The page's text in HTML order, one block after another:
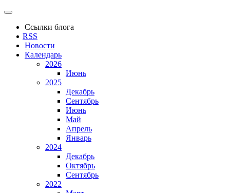
Ссылки блога
RSS
Новости
Календарь
2026
Июнь
2025
Декабрь
Сентябрь
Июнь
Май
Апрель
Январь
2024
Декабрь
Октябрь
Сентябрь
2022